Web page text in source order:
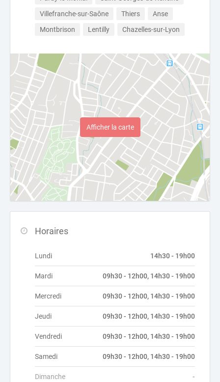
Villefranche-sur-Saône
Thiers
Anse
Montbrison
Lentilly Chazelles-sur-Lyon
Afficher la carte
Horaires
Lundi 14h30 - 19h00
Mardi 09h30 - 12h00, 14h30 - 19h00
Mercredi 09h30 - 12h00, 14h30 - 19h00
Jeudi 09h30 - 12h00, 14h30 - 19h00
Vendredi 09h30 - 12h00, 14h30 - 19h00
Samedi 09h30 - 12h00, 14h30 - 19h00
Dimanche -